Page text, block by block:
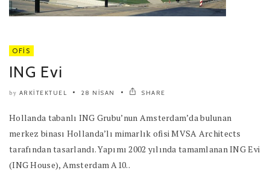
OFIS
ING Evi
by ARKITEKTUEL 28 NISAN SHARE
Hollanda tabanlı ING Grubu’nun Amsterdam’da bulunan
merkez binası Hollanda’lı mimarlık ofisi MVSA Architects
tarafından tasarlandı. Yapımı 2002 yılında tamamlanan ING Evi
(ING House), Amsterdam A10..